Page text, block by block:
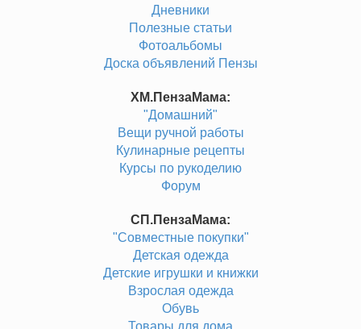
Дневники
Полезные статьи
Фотоальбомы
Доска объявлений Пензы
ХМ.ПензаМама:
"Домашний"
Вещи ручной работы
Кулинарные рецепты
Курсы по рукоделию
Форум
СП.ПензаМама:
"Совместные покупки"
Детская одежда
Детские игрушки и книжки
Взрослая одежда
Обувь
Товары для дома